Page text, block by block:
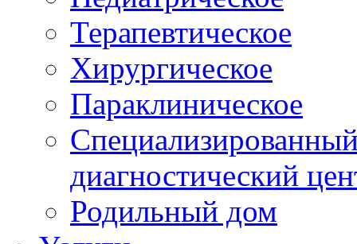
Терапевтическое
Хирургическое
Параклиническое
диагностический
Родильный дом